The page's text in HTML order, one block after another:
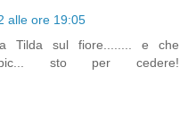
alle ore 19:05
Tilda sul fiore........ e che
sto per cedere!